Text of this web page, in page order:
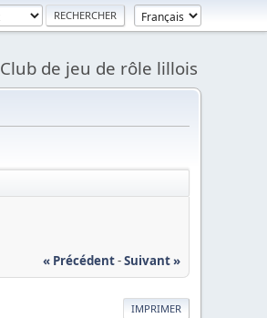
Club de jeu de rôle lillois
« Précédent-Suivant »
IMPRIMER